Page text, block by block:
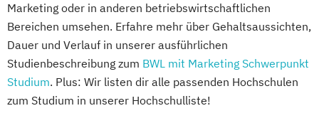
Marketing oder in anderen betriebswirtschaftlichen
Bereichen umsehen. Erfahre mehr über Gehaltsaussichten,
Dauer und Verlauf in unserer ausführlichen
Studienbeschreibung zum BWL mit Marketing Schwerpunkt
Studium. Plus: Wir listen dir alle passenden Hochschulen
zum Studium in unserer Hochschulliste!